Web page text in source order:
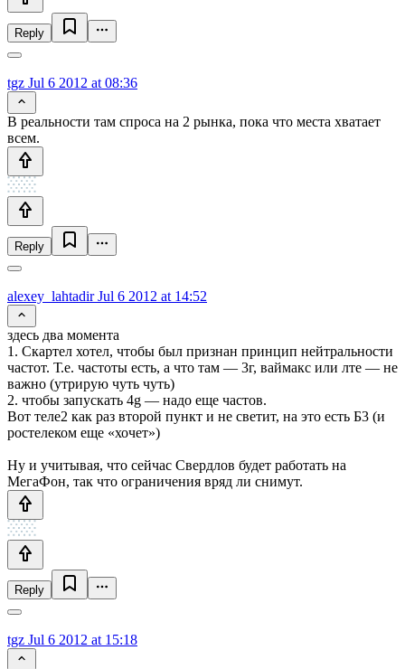
Reply
tgz Jul 6 2012 at 08:36
В реальности там спроса на 2 рынка, пока что места хватает
всем.
Reply
alexey_lahtadirJul 6 2012 at 14:52
здесь два момента
1. Скартел хотел, чтобы был признан принцип нейтральности
частот. Т.е. частоты есть, а что там — 3г, ваймакс или лте — не
важно (утрирую чуть чуть)
2. чтобы запускать 4g — надо еще частов.
Вот теле2 как раз второй пункт и не светит, на это есть Б3 (и
ростелеком еще «хочет»)
Ну и учитывая, что сейчас Свердлов будет работать на
МегаФон, так что ограничения вряд ли снимут.
Reply
tgz Jul 6 2012 at 15:18